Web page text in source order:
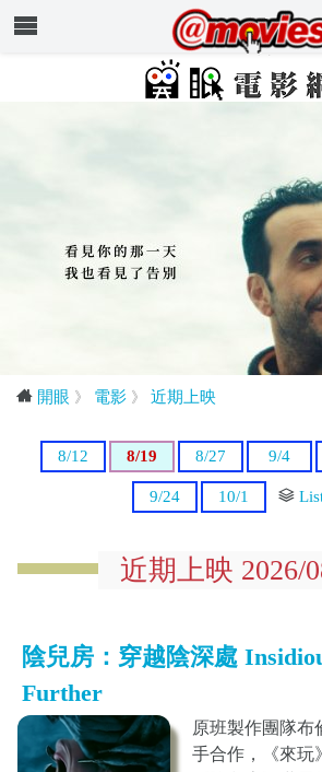
開眼 》 電影 》 近期上映
8/12 8/19 8/27 9/4
9/24 10/1
近期上映 2026/
陰兒房：穿越陰深處
Further
原班製作團隊布
手合作，《來玩